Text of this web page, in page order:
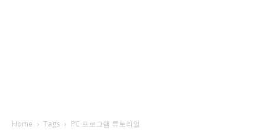
Home Tags PC 프로그램 튜토리얼